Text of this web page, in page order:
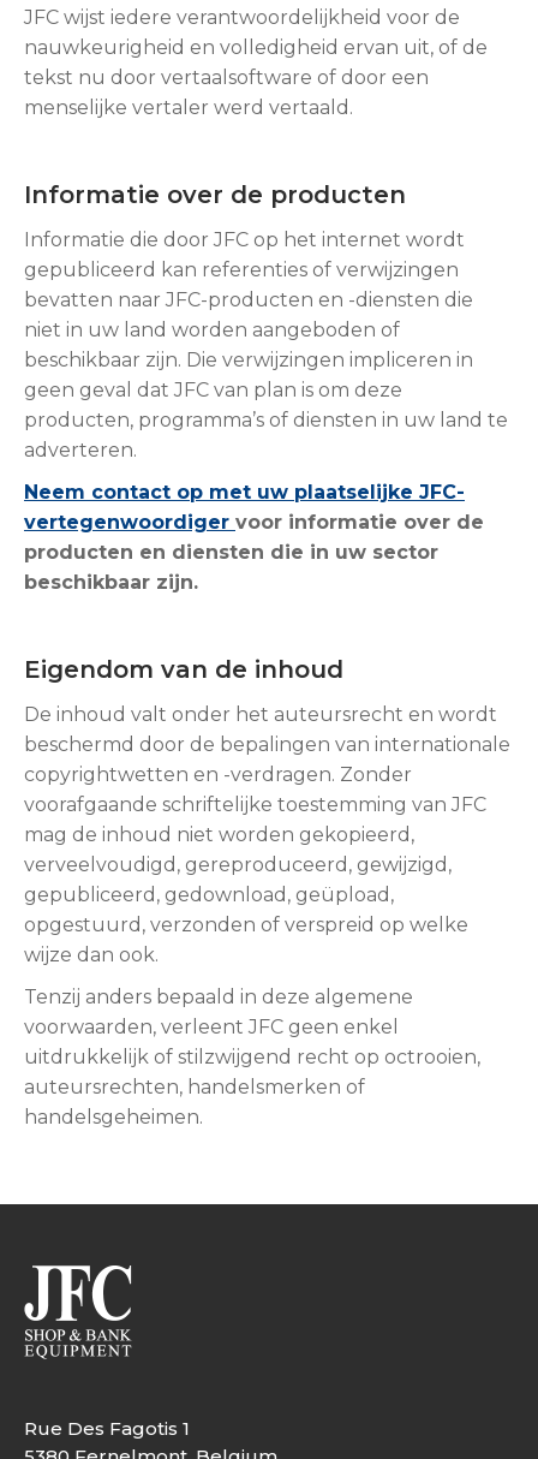
JFC wijst iedere verantwoordelijkheid voor de
nauwkeurigheid en volledigheid ervan uit, of de
tekst nu door vertaalsoftware of door een
menselijke vertaler werd vertaald.
Informatie over de producten
Informatie die door JFC op het internet wordt
gepubliceerd kan referenties of verwijzingen
bevatten naar JFC-producten en -diensten die
niet in uw land worden aangeboden of
beschikbaar zijn. Die verwijzingen impliceren in
geen geval dat JFC van plan is om deze
producten, programma’s of diensten in uw land te
adverteren.
Neem contact op met uw plaatselijke JFC-
vertegenwoordiger voor informatie over de
producten en diensten die in uw sector
beschikbaar zijn.
Eigendom van de inhoud
De inhoud valt onder het auteursrecht en wordt
beschermd door de bepalingen van internationale
copyrightwetten en -verdragen. Zonder
voorafgaande schriftelijke toestemming van JFC
mag de inhoud niet worden gekopieerd,
verveelvoudigd, gereproduceerd, gewijzigd,
gepubliceerd, gedownload, geüpload,
opgestuurd, verzonden of verspreid op welke
wijze dan ook.
Tenzij anders bepaald in deze algemene
voorwaarden, verleent JFC geen enkel
uitdrukkelijk of stilzwijgend recht op octrooien,
auteursrechten, handelsmerken of
handelsgeheimen.
Rue Des Fagotis 1